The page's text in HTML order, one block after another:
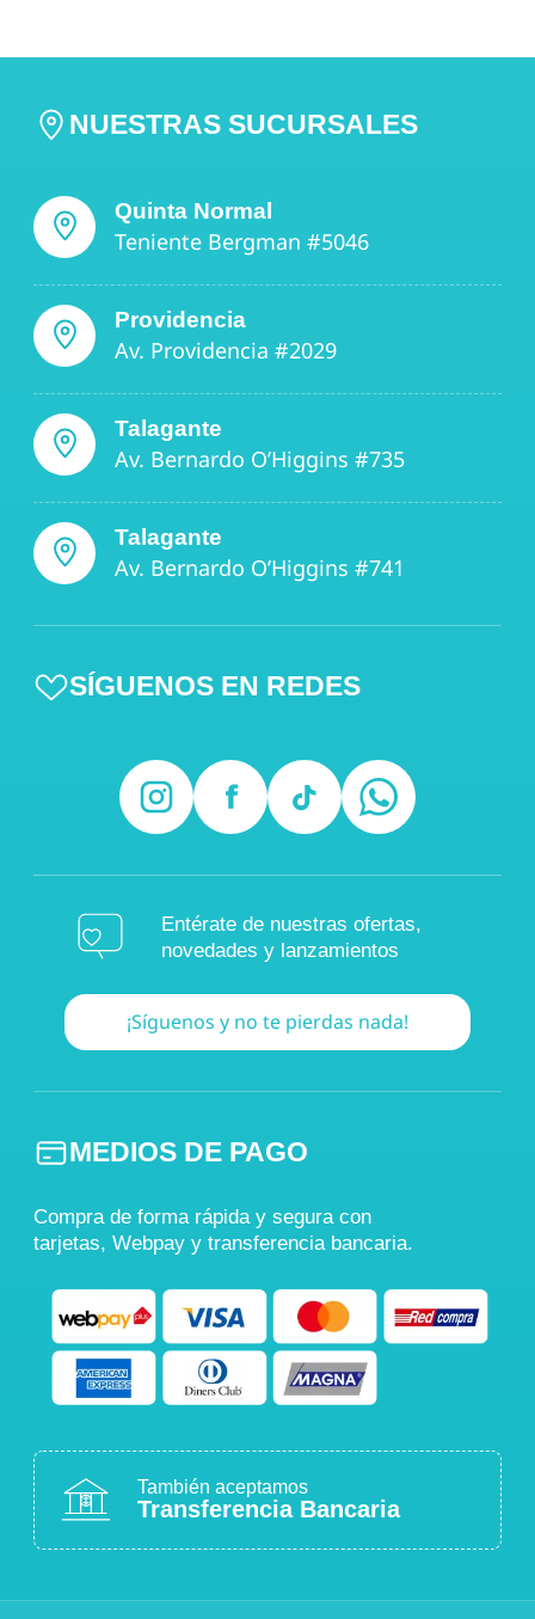
NUESTRAS SUCURSALES
Quinta Normal
Teniente Bergman #5046
Providencia
Av. Providencia #2029
Talagante
Av. Bernardo O’Higgins #735
Talagante
Av. Bernardo O’Higgins #741
SÍGUENOS EN REDES
Entérate de nuestras ofertas,
novedades y lanzamientos
¡Síguenos y no te pierdas nada!
MEDIOS DE PAGO
Compra de forma rápida y segura con
tarjetas, Webpay y transferencia bancaria.
También aceptamos
Transferencia Bancaria